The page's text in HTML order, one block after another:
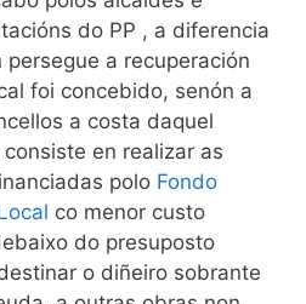
do PP , a diferencia
persegue a recuperación
foi concebido, senón a
a costa daquel
en realizar as
polo Fondo
co menor custo
do presuposto
o diñeiro sobrante